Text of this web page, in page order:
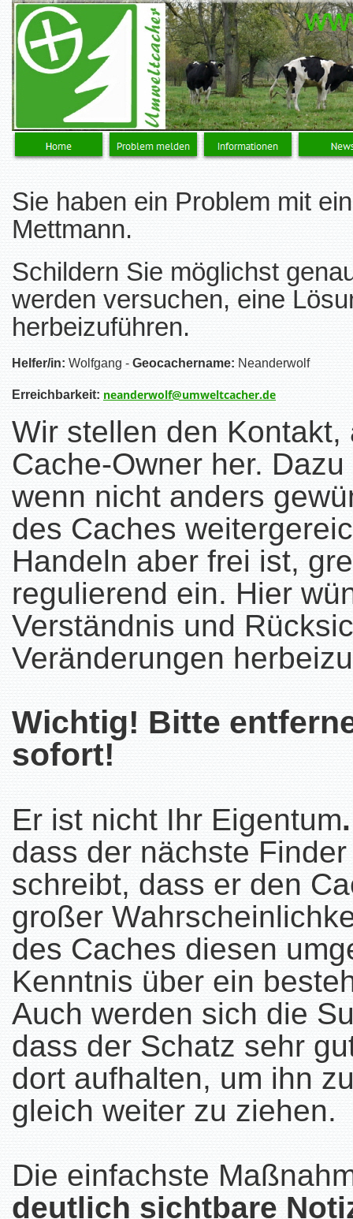
Sie haben ein Problem mit
Mettmann.
Schildern Sie möglichst
werden versuchen, eine
herbeizuführen.
Helfer/in: Wolfgang - Geocachername: Neanderwolf
Erreichbarkeit: neanderwolf@umweltcacher.de
Wir stellen den
Cache-Owner her.
wenn nicht anders
des Caches
Handeln aber frei ist,
regulierend ein. Hier
Verständnis und
Veränderungen
Wichtig! Bitte
sofort!
Er ist nicht Ihr Eigentum
dass der nächste
schreibt, dass er den
großer
des Caches diesen
Kenntnis über ein
Auch werden sich die
dass der Schatz sehr
dort aufhalten, um ihn
gleich weiter zu ziehen.
Die einfachste
deutlich sichtbare